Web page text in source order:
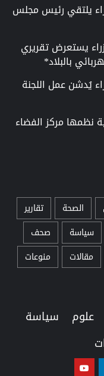
يلتقي رئيس مجلس
يستعرض تقريري
بالبلاد*
يُدشن عمل اللجنة
نظمها مركز الفضاء
الصحة
تقارير
سياسة
صحف
مقالات
منوعات
علوم
سياسة